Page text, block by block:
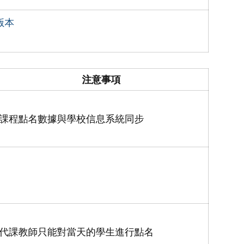
本
注意事項
程點名數據與學校信息系統同步
課教師只能對當天的學生進行點名